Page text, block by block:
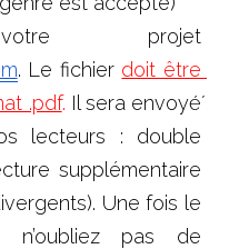
projet
. Le fichier doit être
.pdf. Il sera envoyé́
lecteurs : double
supplémentaire
Une fois le
n’oubliez pas de